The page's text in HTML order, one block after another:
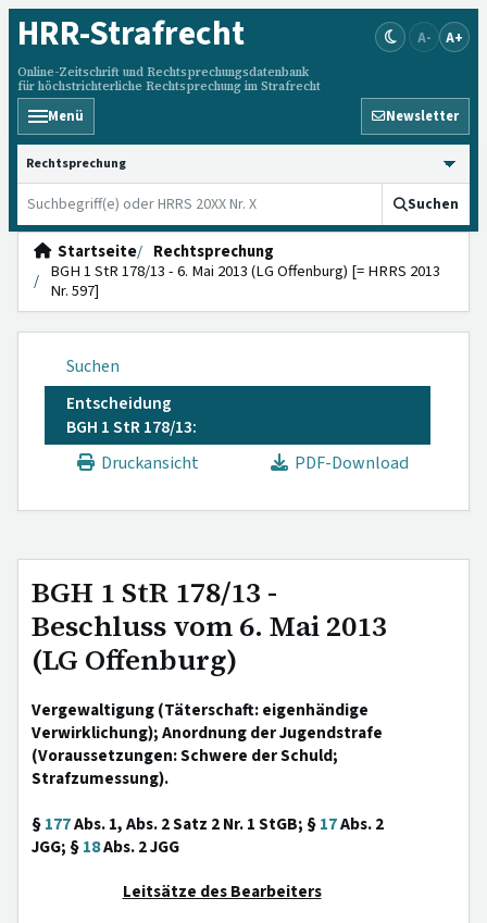
HRR-Strafrecht
Online-Zeitschrift und Rechtsprechungsdatenbank
für höchstrichterliche Rechtsprechung im Strafrecht
A- A+
Menü Newsletter
HRRS durchsuchen
Suchen
Startseite
Rechtsprechung
BGH 1 StR 178/13 - 6. Mai 2013 (LG Offenburg) [= HRRS 2013
Nr. 597]
Suchen
Entscheidung
BGH 1 StR 178/13:
Druckansicht
PDF-Download
BGH 1 StR 178/13 -
Beschluss vom 6. Mai 2013
(LG Offenburg)
Vergewaltigung (Täterschaft: eigenhändige
Verwirklichung); Anordnung der Jugendstrafe
(Voraussetzungen: Schwere der Schuld;
Strafzumessung).
§177Abs. 1, Abs. 2 Satz 2 Nr. 1 StGB; §17Abs. 2
JGG; §18Abs. 2 JGG
Leitsätze des Bearbeiters